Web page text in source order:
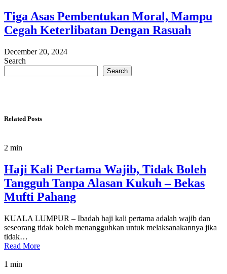
Tiga Asas Pembentukan Moral, Mampu
Cegah Keterlibatan Dengan Rasuah
December 20, 2024
Search
Search
Related Posts
2 min
Haji Kali Pertama Wajib, Tidak Boleh
Tangguh Tanpa Alasan Kukuh – Bekas
Mufti Pahang
KUALA LUMPUR – Ibadah haji kali pertama adalah wajib dan
seseorang tidak boleh menangguhkan untuk melaksanakannya jika
tidak…
Read More
1 min